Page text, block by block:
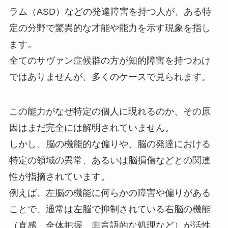
ラム（ASD）などの発達障害を持つ人が、ある特
定の分野で驚異的な才能や能力を示す現象を指し
ます。
全てのサヴァン症候群の方が知的障害を持つわけ
ではありませんが、多くのケースで見られます。
この能力がなぜ特定の個人に現れるのか、その原
因はまだ完全には解明されていません。
しかし、脳の機能的な偏りや、脳の発達における
特定の領域の異常、あるいは脳損傷などとの関連
性が指摘されています。
例えば、左脳の機能に何らかの障害や偏りがある
ことで、通常は左脳で抑制されている右脳の機能
（直感、全体把握、非言語的な処理など）が活性